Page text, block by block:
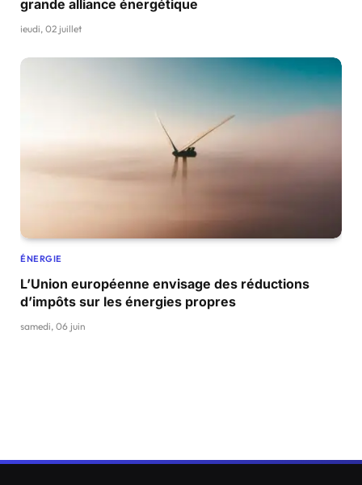
grande alliance énergétique
jeudi, 02 juillet
ÉNERGIE
L’Union européenne envisage des réductions
d’impôts sur les énergies propres
samedi, 06 juin